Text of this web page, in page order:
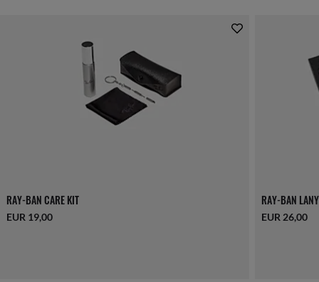
RAY-BAN CARE KIT
EUR 19,00
RAY-BAN
EUR 26,00